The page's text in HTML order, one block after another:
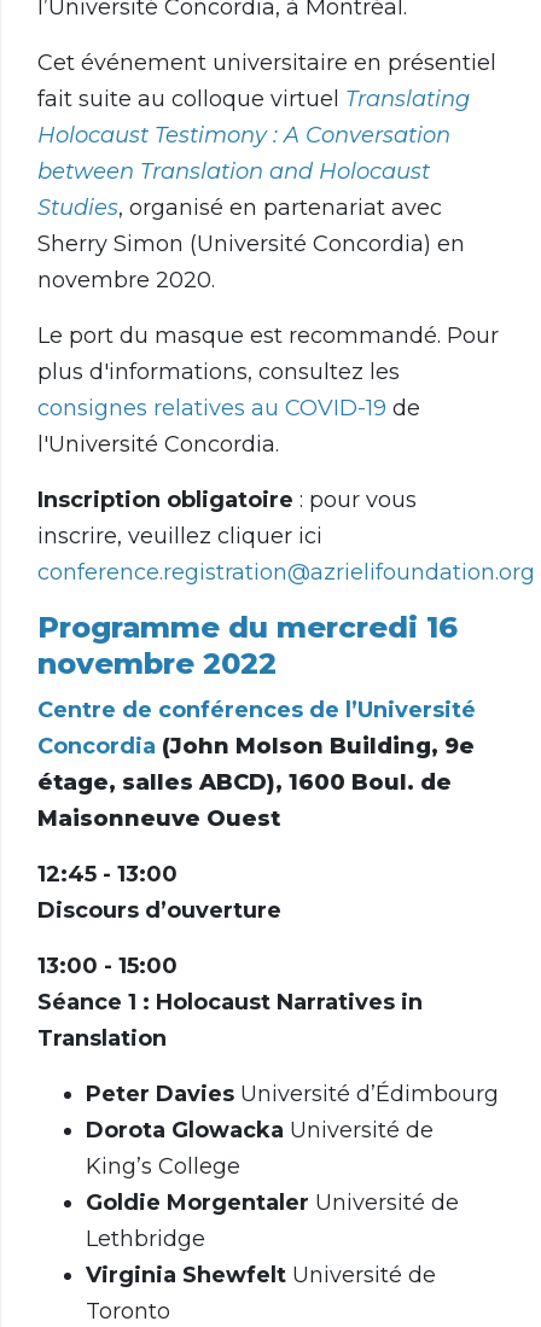
l’Université Concordia, à Montréal.
Cet événement universitaire en présentiel
fait suite au colloque virtuel Translating
Holocaust Testimony : A Conversation
between Translation and Holocaust
Studies, organisé en partenariat avec
Sherry Simon (Université Concordia) en
novembre 2020.
Le port du masque est recommandé. Pour
plus d'informations, consultez les
consignes relatives au COVID-19 de
l'Université Concordia.
Inscription obligatoire : pour vous
inscrire, veuillez cliquer ici
conference.registration@azrielifoundation.org
Programme du mercredi 16
novembre 2022
Centre de conférences de l’Université
Concordia (John Molson Building, 9e
étage, salles ABCD), 1600 Boul. de
Maisonneuve Ouest
12:45 - 13:00
Discours d’ouverture
13:00 - 15:00
Séance 1 : Holocaust Narratives in
Translation
Peter Davies Université d’Édimbourg
Dorota Glowacka Université de
King’s College
Goldie Morgentaler Université de
Lethbridge
Virginia Shewfelt Université de
Toronto